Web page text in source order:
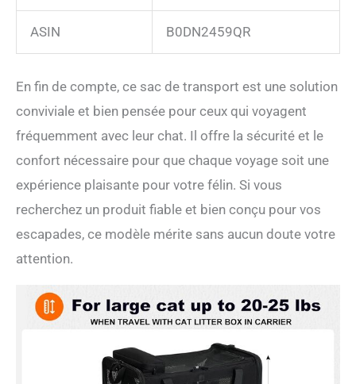
ASIN B0DN2459QR
En fin de compte, ce sac de transport est une solution
conviviale et bien pensée pour ceux qui voyagent
fréquemment avec leur chat. Il offre la sécurité et le
confort nécessaire pour que chaque voyage soit une
expérience plaisante pour votre félin. Si vous
recherchez un produit fiable et bien conçu pour vos
escapades, ce modèle mérite sans aucun doute votre
attention.